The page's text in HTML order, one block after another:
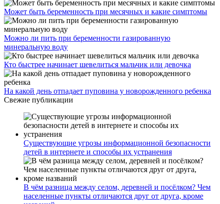
Может быть беременность при месячных и какие симптомы
Можно ли пить при беременности газированную
минеральную воду
Кто быстрее начинает шевелиться мальчик или девочка
На какой день отпадает пуповина у новорожденного ребенка
Свежие публикации
Существующие угрозы информационной безопасности
детей в интернете и способы их устранения
В чём разница между селом, деревней и посёлком? Чем
населенные пункты отличаются друг от друга, кроме